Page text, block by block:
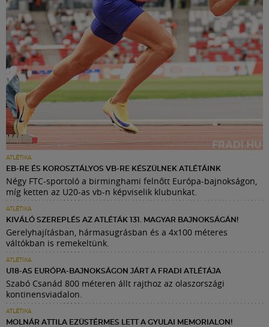
ATLÉTIKA
EB-RE ÉS KOROSZTÁLYOS VB-RE KÉSZÜLNEK ATLÉTÁINK
Négy FTC-sportoló a birminghami felnőtt Európa-bajnokságon,
míg ketten az U20-as vb-n képviselik klubunkat.
ATLÉTIKA
KIVÁLÓ SZEREPLÉS AZ ATLÉTÁK 131. MAGYAR BAJNOKSÁGÁN!
Gerelyhajításban, hármasugrásban és a 4x100 méteres
váltókban is remekeltünk.
ATLÉTIKA
U18-AS EURÓPA-BAJNOKSÁGON JÁRT A FRADI ATLÉTÁJA
Szabó Csanád 800 méteren állt rajthoz az olaszországi
kontinensviadalon.
ATLÉTIKA
MOLNÁR ATTILA EZÜSTÉRMES LETT A GYULAI MEMORIALON!